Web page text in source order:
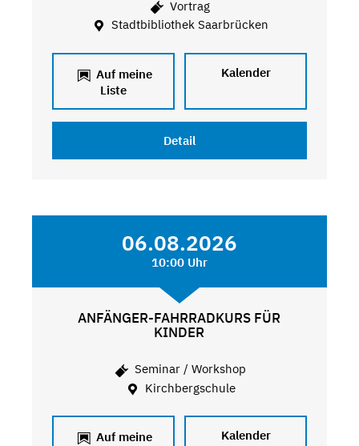
Vortrag
Stadtbibliothek Saarbrücken
Auf meine
Liste
Kalender
Detail
06.08.2026
10:00 Uhr
ANFÄNGER-FAHRRADKURS FÜR
KINDER
Seminar / Workshop
Kirchbergschule
Auf meine
Kalender